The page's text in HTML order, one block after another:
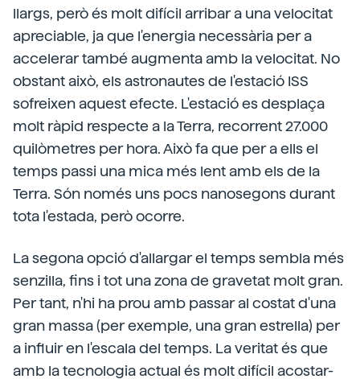
llargs, però és molt difícil arribar a una velocitat
apreciable, ja que l'energia necessària per a
accelerar també augmenta amb la velocitat. No
obstant això, els astronautes de l'estació ISS
sofreixen aquest efecte. L'estació es desplaça
molt ràpid respecte a la Terra, recorrent 27.000
quilòmetres per hora. Això fa que per a ells el
temps passi una mica més lent amb els de la
Terra. Són només uns pocs nanosegons durant
tota l'estada, però ocorre.
La segona opció d'allargar el temps sembla més
senzilla, fins i tot una zona de gravetat molt gran.
Per tant, n'hi ha prou amb passar al costat d'una
gran massa (per exemple, una gran estrella) per
a influir en l'escala del temps. La veritat és que
amb la tecnologia actual és molt difícil acostar-